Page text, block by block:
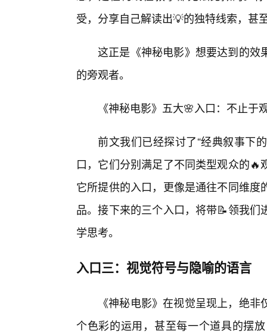
受，分享自己解读出💡的独特线索，甚
这正是《神秘电影》想要达到的
的旁观者。
《神秘电影》五大🌸入口：不止于
前文我们已经探讨了“经典叙事下
口，它们分别满足了不同类型观众的
它所提供的入口，更像是通往不同维
品。接下来的三个入口，将带📝领我
学思考。
入口三：视觉符号与隐喻的语言
《神秘电影》在视觉呈现上，绝
个色彩的运用，甚至每一个道具的摆